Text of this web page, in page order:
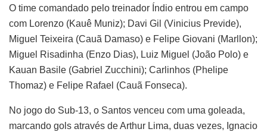
O time comandado pelo treinador Índio entrou em campo
com Lorenzo (Kauê Muniz); Davi Gil (Vinicius Previde),
Miguel Teixeira (Cauã Damaso) e Felipe Giovani (Marllon);
Miguel Risadinha (Enzo Dias), Luiz Miguel (João Polo) e
Kauan Basile (Gabriel Zucchini); Carlinhos (Phelipe
Thomaz) e Felipe Rafael (Cauã Fonseca).
No jogo do Sub-13, o Santos venceu com uma goleada,
marcando gols através de Arthur Lima, duas vezes, Ignacio